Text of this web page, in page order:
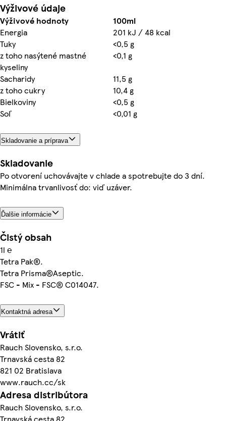
Výživové údaje
Výživové hodnoty
100ml
Energia
201 kJ / 48 kcal
Tuky
<0,5 g
z toho nasýtené mastné
kyseliny
<0,1 g
Sacharidy
11,5 g
z toho cukry
10,4 g
Bielkoviny
<0,5 g
Soľ
<0,01 g
Skladovanie a príprava
Skladovanie
Po otvorení uchovávajte v chlade a spotrebujte do 3 dní.
Minimálna trvanlivosť do: viď uzáver.
Ďalšie informácie
Čistý obsah
1l ℮
Tetra Pak®.
Tetra Prisma®Aseptic.
FSC - Mix - FSC® C014047.
Kontaktná adresa
Vrátiť
Rauch Slovensko, s.r.o.
Trnavská cesta 82
821 02 Bratislava
www.rauch.cc/sk
Adresa distribútora
Rauch Slovensko, s.r.o.